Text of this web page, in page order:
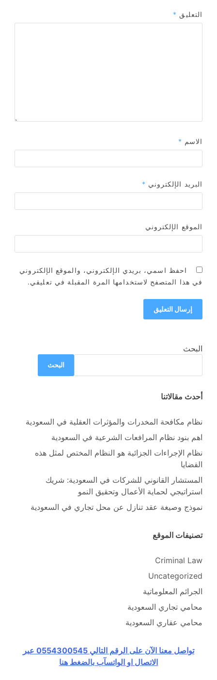
التعليق *
الاسم *
البريد الإلكتروني *
الموقع الإلكتروني
احفظ اسمي، بريدي الإلكتروني، والموقع الإلكتروني
في هذا المتصفح لاستخدامها المرة المقبلة في تعليقي.
البحث
البحث
أحدث مقالاتنا
نظام مكافحة المخدرات والمؤثرات العقلية في السعودية
اهم بنود نظام المرافعات الشرعية في السعودية
نظام الإجراءات الجزائية هو النظام المختص لمثل هذه
القضايا
المستشار القانوني للشركات في السعودية: شريك
استراتيجي لحماية الأعمال وتحقيق النمو
نموذج وصيغة عقد تنازل عن محل تجاري في السعودية
تصنيفات الموقع
Criminal Law
Uncategorized
الجرائم المعلوماتية
محامي تجاري السعودية
محامي عقاري السعودية
تواصل معنا الآن على الرقم التالي 0554300545 عبر
الاتصال او الواتسآب بالضغط هنا